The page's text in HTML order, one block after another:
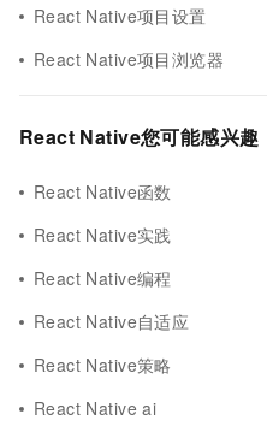
React Native项目设置
React Native项目浏览器
React Native您可能感兴趣
React Native函数
React Native实践
React Native编程
React Native自适应
React Native策略
React Native ai